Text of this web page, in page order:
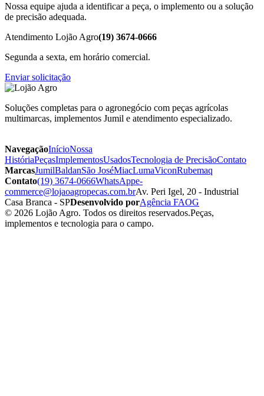
Nossa equipe ajuda a identificar a peça, o implemento ou a solução
de precisão adequada.
Atendimento Lojão Agro(19) 3674-0666
Segunda a sexta, em horário comercial.
Enviar solicitação
Soluções completas para o agronegócio com peças agrícolas
multimarcas, implementos Jumil e atendimento especializado.
NavegaçãoInícioNossa
HistóriaPeçasImplementosUsadosTecnologia de PrecisãoContato
MarcasJumilBaldanSão JoséMiacLumaViconRubemaq
Contato(19) 3674-0666WhatsAppe-
commerce@lojaoagropecas.com.brAv. Peri Igel, 20 - Industrial
Casa Branca - SPDesenvolvido porAgência FAOG
© 2026 Lojão Agro. Todos os direitos reservados.Peças,
implementos e tecnologia para o campo.